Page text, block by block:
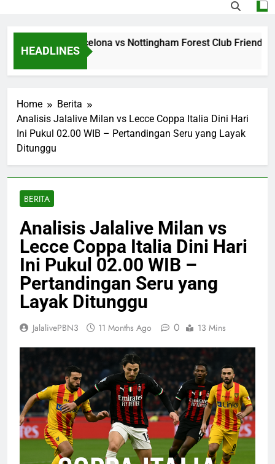
HEADLINES
Jalalive Barcelona vs Nottingham Forest Club Friendly
Home
Berita
Analisis Jalalive Milan vs Lecce Coppa Italia Dini Hari
Ini Pukul 02.00 WIB – Pertandingan Seru yang Layak
Ditunggu
BERITA
Analisis Jalalive Milan vs
Lecce Coppa Italia Dini Hari
Ini Pukul 02.00 WIB –
Pertandingan Seru yang
Layak Ditunggu
JalalivePBN3 11 Months Ago 0 13 Mins